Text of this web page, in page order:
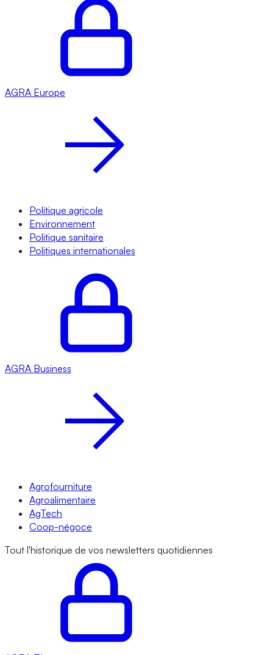
AGRA Europe
Politique agricole
Environnement
Politique sanitaire
Politiques internationales
AGRA Business
Agrofourniture
Agroalimentaire
AgTech
Coop-négoce
Tout l'historique de vos newsletters quotidiennes